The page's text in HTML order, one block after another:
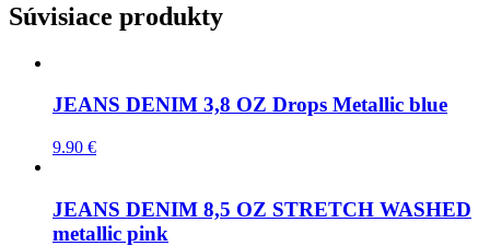
Súvisiace produkty
JEANS DENIM 3,8 OZ Drops Metallic blue
9.90 €
JEANS DENIM 8,5 OZ STRETCH WASHED
metallic pink